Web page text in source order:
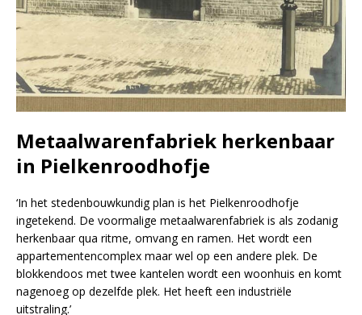
Metaalwarenfabriek herkenbaar
in Pielkenroodhofje
‘In het stedenbouwkundig plan is het Pielkenroodhofje
ingetekend. De voormalige metaalwarenfabriek is als zodanig
herkenbaar qua ritme, omvang en ramen. Het wordt een
appartementencomplex maar wel op een andere plek. De
blokkendoos met twee kantelen wordt een woonhuis en komt
nagenoeg op dezelfde plek. Het heeft een industriële
uitstraling.’